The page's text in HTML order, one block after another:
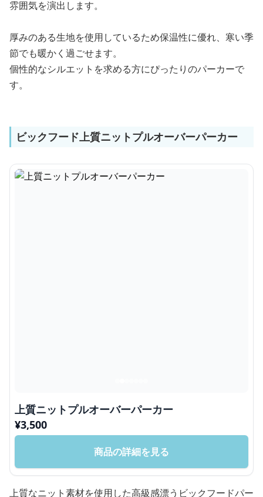
雰囲気を演出します。
厚みのある生地を使用しているため保温性に優れ、寒い季
節でも暖かく過ごせます。
個性的なシルエットを求める方にぴったりのパーカーで
す。
ビックフード上質ニットプルオーバーパーカー
上質ニットプルオーバーパーカー
¥3,500
商品の詳細を見る
上質なニット素材を使用した高級感漂うビックフードパー